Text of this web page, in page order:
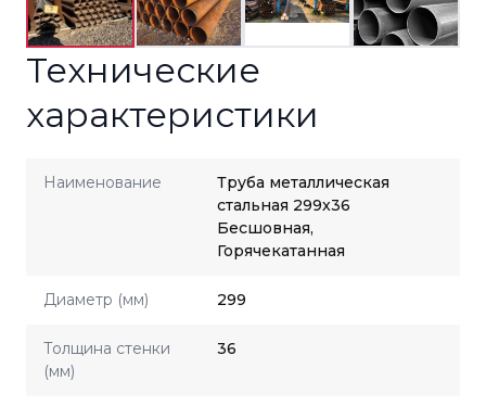
Технические
характеристики
Наименование
Труба металлическая
стальная 299x36
Бесшовная,
Горячекатанная
Диаметр (мм) 299
Толщина стенки
(мм)
36